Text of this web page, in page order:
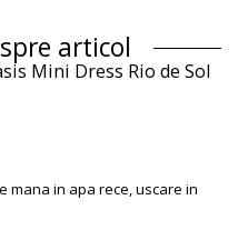
articol
Mini Dress Rio de Sol
mana in apa rece, uscare in